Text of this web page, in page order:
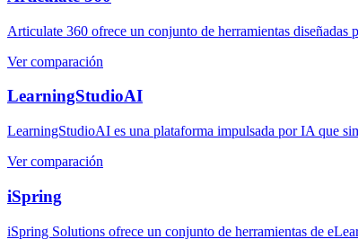
Articulate 360 ofrece un conjunto de herramientas
Ver comparación
LearningStudioAI
LearningStudioAI es una plataforma impulsada por IA que
Ver comparación
iSpring
iSpring Solutions ofrece un conjunto de herramientas de